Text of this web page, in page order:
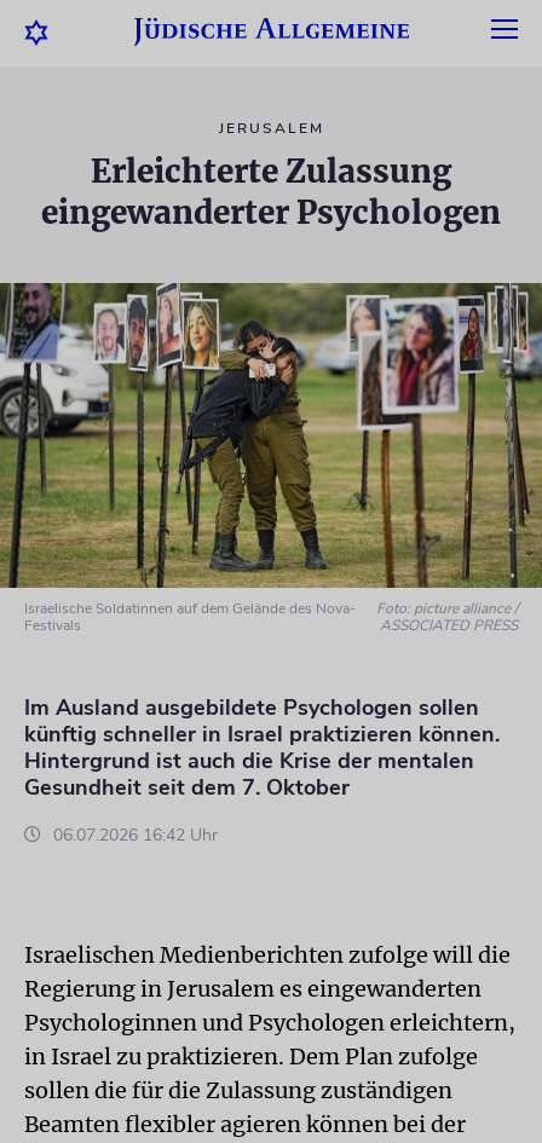
JERUSALEM
Erleichterte Zulassung
eingewanderter Psychologen
Israelische Soldatinnen auf dem Gelände des Nova-
Festivals
Foto: picture alliance /
ASSOCIATED PRESS
Im Ausland ausgebildete Psychologen sollen
künftig schneller in Israel praktizieren können.
Hintergrund ist auch die Krise der mentalen
Gesundheit seit dem 7. Oktober
06.07.2026 16:42 Uhr
Israelischen Medienberichten zufolge will die
Regierung in Jerusalem es eingewanderten
Psychologinnen und Psychologen erleichtern,
in Israel zu praktizieren. Dem Plan zufolge
sollen die für die Zulassung zuständigen
Beamten flexibler agieren können bei der